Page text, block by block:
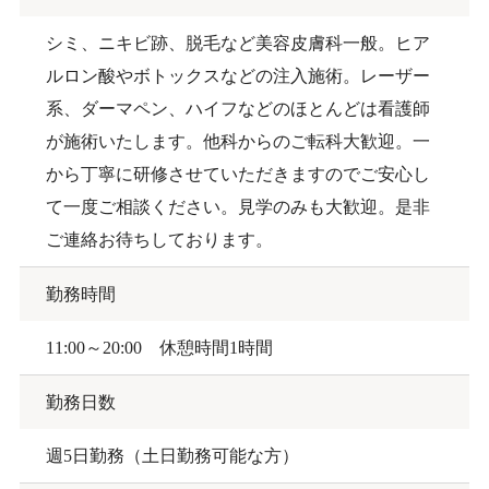
シミ、ニキビ跡、脱毛など美容皮膚科一般。ヒア
ルロン酸やボトックスなどの注入施術。レーザー
系、ダーマペン、ハイフなどのほとんどは看護師
が施術いたします。他科からのご転科大歓迎。一
から丁寧に研修させていただきますのでご安心し
て一度ご相談ください。見学のみも大歓迎。是非
ご連絡お待ちしております。
勤務時間
11:00～20:00 休憩時間1時間
勤務日数
週5日勤務（土日勤務可能な方）